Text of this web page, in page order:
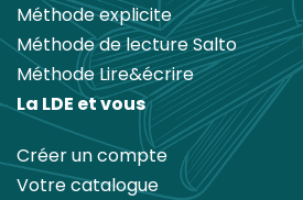
Méthode explicite
Méthode de lecture Salto
Méthode Lire&écrire
La LDE et vous
Créer un compte
Votre catalogue